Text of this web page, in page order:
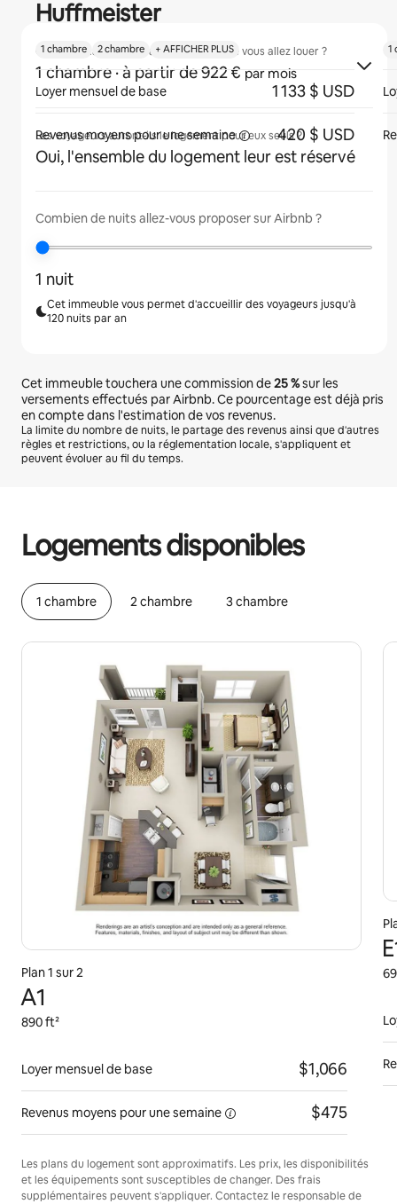
Quelle est la taille de l'appartement que vous allez louer ?
1 chambre · à partir de 922 € par mois
Les voyageurs auront-ils le logement pour eux seuls ?
Oui, l'ensemble du logement leur est réservé
Combien de nuits allez-vous proposer sur Airbnb ?
1 nuit
Cet immeuble vous permet d'accueillir des voyageurs jusqu'à
120 nuits par an
Cet immeuble touchera une commission de25 %sur les
versements effectués par Airbnb. Ce pourcentage est déjà pris
en compte dans l'estimation de vos revenus.
La limite du nombre de nuits, le partage des revenus ainsi que d'autres
règles et restrictions, ou la réglementation locale, s'appliquent et
peuvent évoluer au fil du temps.
Logements disponibles
1 chambre 2 chambre 3 chambre
Plan 1 sur 2
A1
890 ft²
Loyer mensuel de base $1,066
Revenus moyens pour unesemaine $475
Les plans du logement sont approximatifs. Les prix, les disponibilités
et les équipements sont susceptibles de changer. Des frais
supplémentaires peuvent s'appliquer. Contactez le responsable de
Huffmeister
1 chambre 2 chambre + AFFICHER PLUS
Loyer mensuel de base 1 133 $ USD
Revenus moyens pour unesemaine 420 $ USD
1